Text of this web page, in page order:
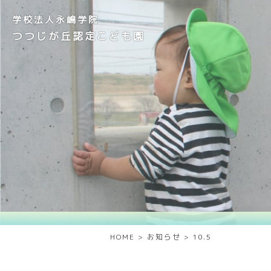
学校法人永嶋学院
つつじが丘認定こども園
HOME > お知らせ > 10.5